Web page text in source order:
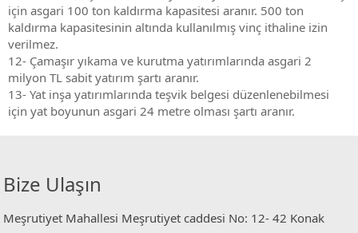
için asgari 100 ton kaldırma kapasitesi aranır. 500 ton
kaldırma kapasitesinin altında kullanılmış vinç ithaline izin
verilmez.
12- Çamaşır yıkama ve kurutma yatırımlarında asgari 2
milyon TL sabit yatırım şartı aranır.
13- Yat inşa yatırımlarında teşvik belgesi düzenlenebilmesi
için yat boyunun asgari 24 metre olması şartı aranır.
Bize Ulaşın
Meşrutiyet Mahallesi Meşrutiyet caddesi No: 12- 42 Konak